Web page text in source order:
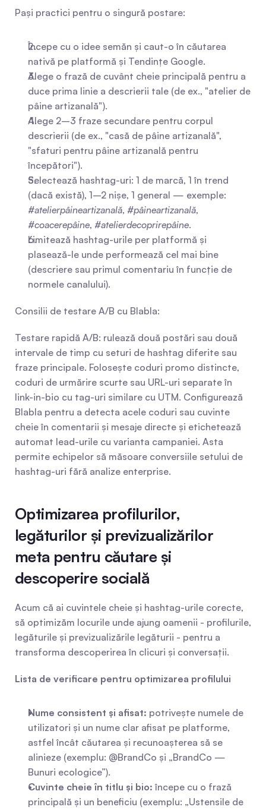
Pași practici pentru o singură postare:
Începe cu o idee semăn și caut-o în căutarea
nativă pe platformă și Tendințe Google.
Alege o frază de cuvânt cheie principală pentru a
duce prima linie a descrierii tale (de ex., "atelier de
pâine artizanală").
Alege 2–3 fraze secundare pentru corpul
descrierii (de ex., "casă de pâine artizanală",
"sfaturi pentru pâine artizanală pentru
începători").
Selectează hashtag-uri: 1 de marcă, 1 în trend
#atelierpâineartizanală, #pâineartizanală
#coacerepâine, #atelierdecoprirepâine.
Limitează hashtag-urile per platformă și
plasează-le unde performează cel mai bine
(descriere sau primul comentariu în funcție de
normele canalului).
Consilii de testare A/B cu Blabla:
Testare rapidă A/B: rulează două postări sau două
intervale de timp cu seturi de hashtag diferite sau
fraze principale. Folosește coduri promo distincte,
coduri de urmărire scurte sau URL-uri separate în
link-in-bio cu tag-uri similare cu UTM. Configurează
Blabla pentru a detecta acele coduri sau cuvinte
cheie în comentarii și mesaje directe și etichetează
automat lead-urile cu varianta campaniei. Asta
permite echipelor să măsoare conversiile setului de
hashtag-uri fără analize enterprise.
Optimizarea profilurilor,
legăturilor și previzualizărilor
meta pentru căutare și
descoperire socială
Acum că ai cuvintele cheie și hashtag-urile corecte,
să optimizăm locurile unde ajung oamenii - profilurile,
legăturile și previzualizările legăturii - pentru a
transforma descoperirea în clicuri și conversații.
Lista de verificare pentru optimizarea profilului
Nume consistent și afisat: potrivește numele de
utilizatori și un nume clar afisat pe platforme,
astfel încât căutarea și recunoașterea să se
alinieze (exemplu: @BrandCo și „BrandCo —
Bunuri ecologice”).
Cuvinte cheie în titlu și bio: începe cu o frază
principală și un beneficiu (exemplu: „Ustensile de